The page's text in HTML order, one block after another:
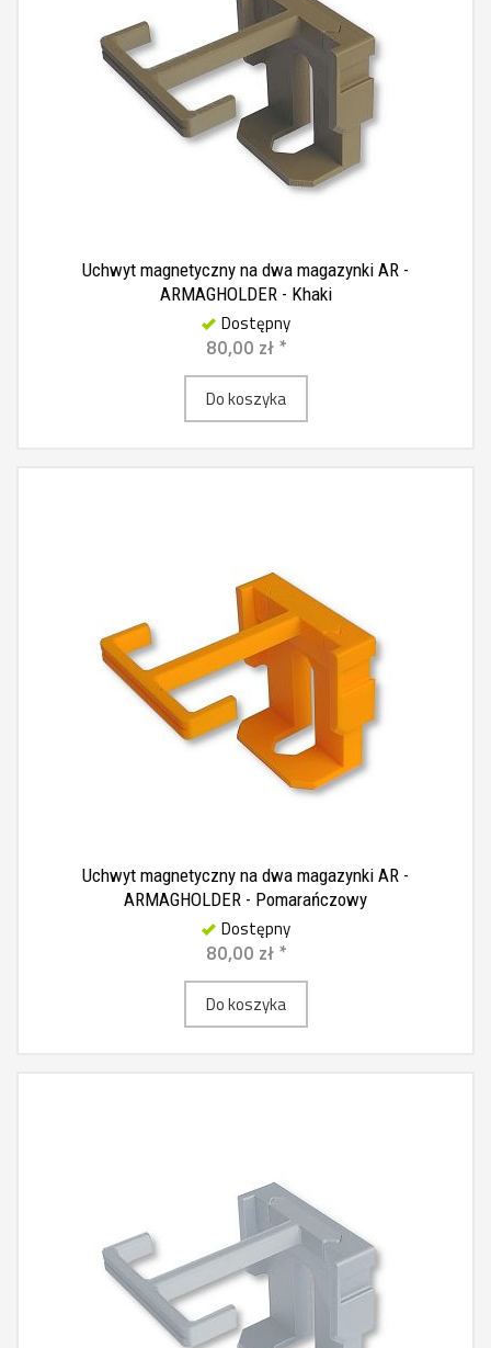
Uchwyt magnetyczny na dwa magazynki AR -
ARMAGHOLDER - Khaki
Dostępny
80,00 zł *
Do koszyka
Uchwyt magnetyczny na dwa magazynki AR -
ARMAGHOLDER - Pomarańczowy
Dostępny
80,00 zł *
Do koszyka